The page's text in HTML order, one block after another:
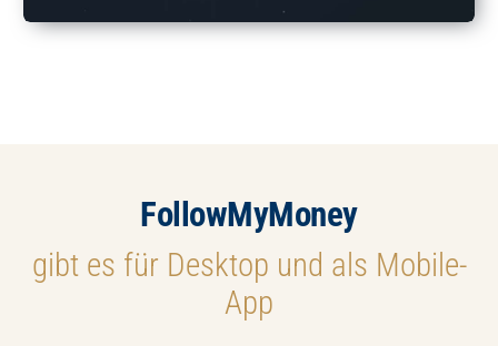
FollowMyMoney
gibt es für Desktop und als Mobile-
App